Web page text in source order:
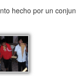
hecho por un